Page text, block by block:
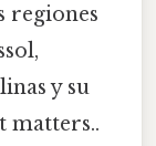
regiones
y su
matters..